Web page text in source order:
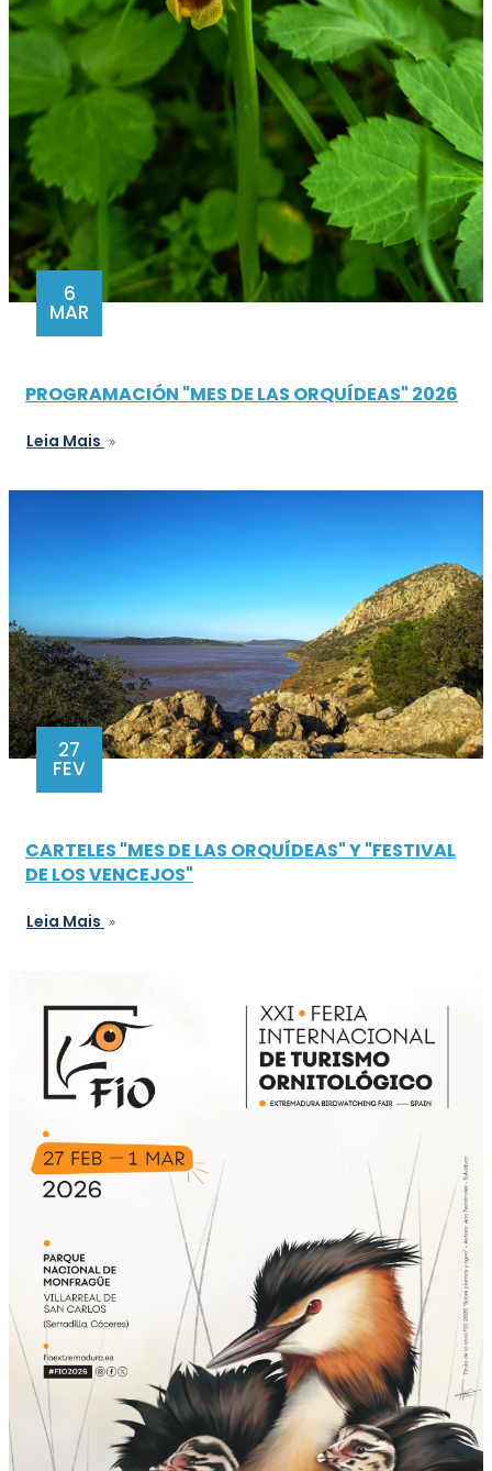
6
MAR
PROGRAMACIÓN "MES DE LAS ORQUÍDEAS" 2026
Leia Mais
27
FEV
CARTELES "MES DE LAS ORQUÍDEAS" Y "FESTIVAL
DE LOS VENCEJOS"
Leia Mais